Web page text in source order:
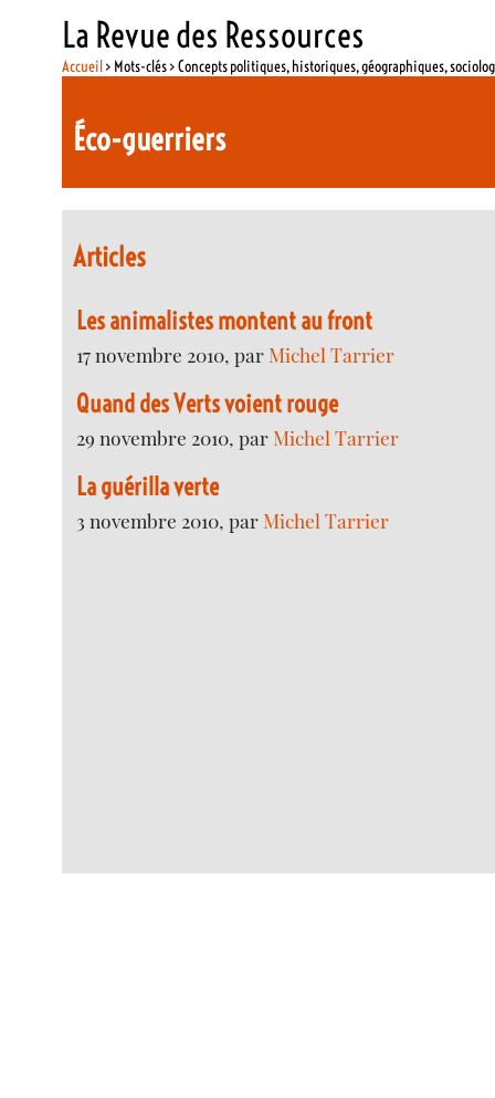
La Revue des Ressources
Accueil> Mots-clés > Concepts politiques, historiques, géographiques,
Éco-guerriers
Articles
Les animalistes montent au front
17 novembre 2010, parMichel Tarrier
Quand des Verts voient rouge
29 novembre 2010, parMichel Tarrier
La guérilla verte
3 novembre 2010, parMichel Tarrier